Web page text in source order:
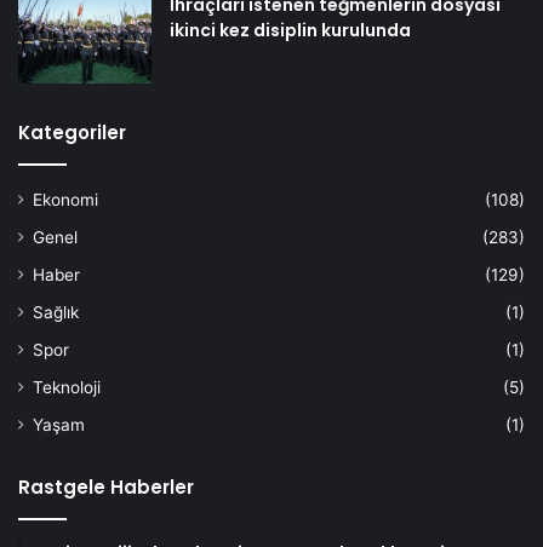
ikinci kez disiplin kurulunda
Kategoriler
Ekonomi
(108)
Genel
(283)
Haber
(129)
Sağlık
(1)
Spor
(1)
Teknoloji
(5)
Yaşam
(1)
Rastgele Haberler